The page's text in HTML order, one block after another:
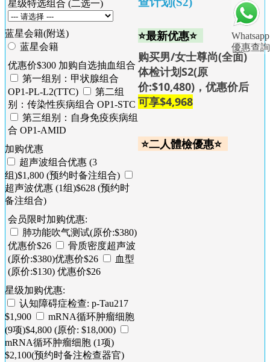
Whatsapp
優惠查詢
星级特选组合 (二选一)
蓝星会籍(附送)
蓝星会籍
优惠价$300 加购自选抽血组合
第一组别：甲状腺组合
OP1-PL-L2(TTC)
第二组
别：传染性疾病组合 OP1-STC
第三组别：自身免疫疾病组
合 OP1-AMID
加购优惠
超声波组合优惠 (3
组)$1,800 (预约时备注组合)
超声波优惠 (1组)$628 (预约时
备注组合)
会员限时加购优惠:
肺功能吹气测试(原价:$380)
优惠价$26
骨质密度超声波
(原价:$380)优惠价$26
血型
(原价:$130) 优惠价$26
星级加购优惠:
认知障碍症检查: p-Tau217
$1,900
mRNA循环肿瘤细胞
(9项)$4,800 (原价: $18,000)
mRNA循环肿瘤细胞 (1项)
$2,100(预约时备注检查器官)
⭐最新优惠⭐
购买男/女士尊尚(全面)
体检计划S2(原
价:$10,480)，优惠价后
可享$4,968
⭐二人體檢優惠⭐